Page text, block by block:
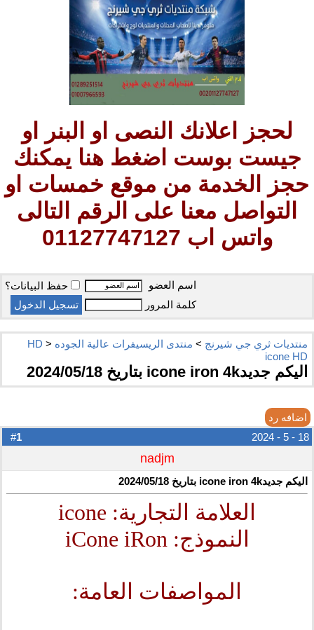
لحجز اعلانك النصى او البنر او
جيست بوست اضغط هنا يمكنك
حجز الخدمة من موقع خمسات او
التواصل معنا على الرقم التالى
واتس اب 01127747127
اسم العضو
حفظ البيانات؟
كلمة المرور
منتديات ثري جي شيرنج > منتدى الريسيفرات عالية الجوده HD >
icone HD
اليكم جديدicone iron 4k بتاريخ 2024/05/18
اضافه رد
1 18 - 5 - 2024
nadjm
اليكم جديدicone iron 4k بتاريخ 2024/05/18
العلامة التجارية: icone
النموذج: iCone iRon
المواصفات العامة: